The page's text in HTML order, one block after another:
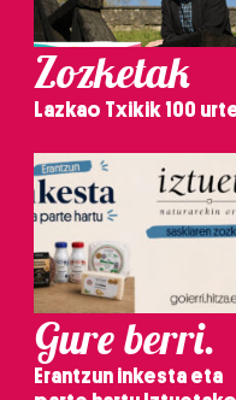
Zozketak
Lazkao Txikik 100
Gure berri.
Erantzun inkesta eta